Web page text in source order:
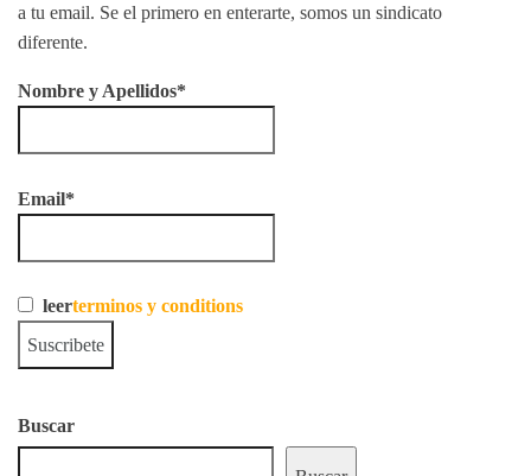
a tu email. Se el primero en enterarte, somos un sindicato
diferente.
Nombre y Apellidos*
Email*
leerterminos y conditions
Buscar